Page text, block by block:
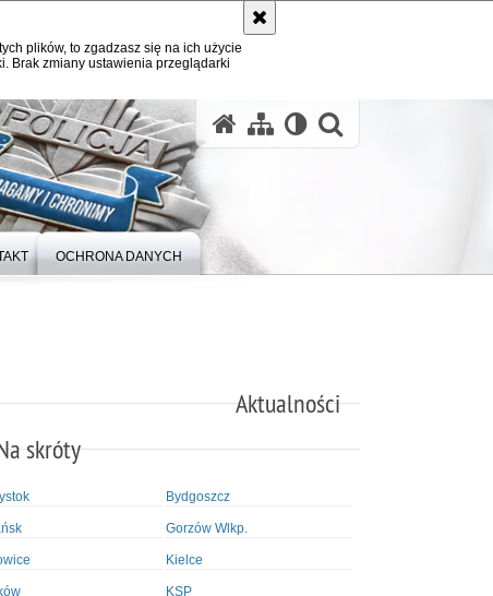
plików, to zgadzasz się na ich użycie
Brak zmiany ustawienia przeglądarki
OCHRONA DANYCH
Aktualności
skróty
Bydgoszcz
Gorzów Wlkp.
Kielce
KSP